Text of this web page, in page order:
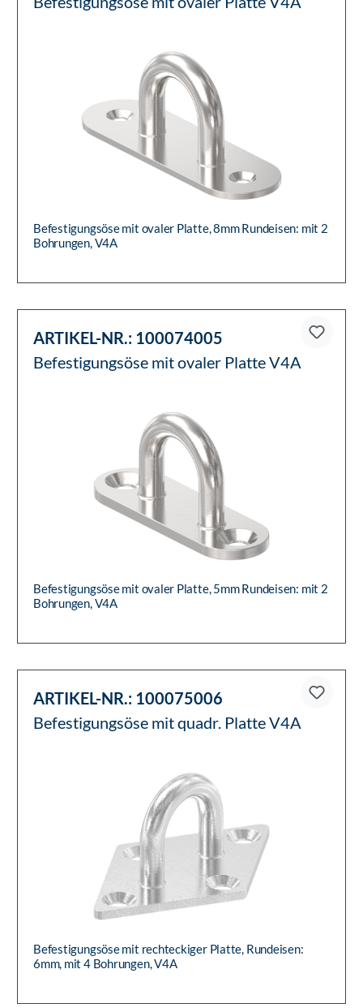
Befestigungsöse mit ovaler Platte, 8mm Rundeisen: mit 2
Bohrungen, V4A
ARTIKEL-NR.: 100074005
Befestigungsöse mit ovaler Platte V4A
Befestigungsöse mit ovaler Platte, 5mm Rundeisen: mit 2
Bohrungen, V4A
ARTIKEL-NR.: 100075006
Befestigungsöse mit quadr. Platte V4A
Befestigungsöse mit rechteckiger Platte, Rundeisen:
6mm, mit 4 Bohrungen, V4A